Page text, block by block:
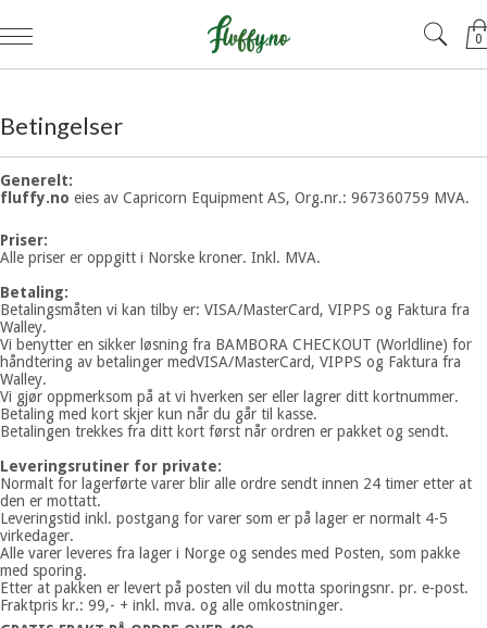
0
Betingelser
Generelt:
fluffy.no eies av Capricorn Equipment AS, Org.nr.: 967360759 MVA.
Priser:
Alle priser er oppgitt i Norske kroner. Inkl. MVA.
Betaling:
Betalingsmåten vi kan tilby er: VISA/MasterCard, VIPPS og Faktura fra
Walley.
Vi benytter en sikker løsning fra BAMBORA CHECKOUT (Worldline) for
håndtering av betalinger medVISA/MasterCard, VIPPS og Faktura fra
Walley.
Vi gjør oppmerksom på at vi hverken ser eller lagrer ditt kortnummer.
Betaling med kort skjer kun når du går til kasse.
Betalingen trekkes fra ditt kort først når ordren er pakket og sendt.
Leveringsrutiner for private:
Normalt for lagerførte varer blir alle ordre sendt innen 24 timer etter at
den er mottatt.
Leveringstid inkl. postgang for varer som er på lager er normalt 4-5
virkedager.
Alle varer leveres fra lager i Norge og sendes med Posten, som pakke
med sporing.
Etter at pakken er levert på posten vil du motta sporingsnr. pr. e-post.
Fraktpris kr.: 99,- + inkl. mva. og alle omkostninger.